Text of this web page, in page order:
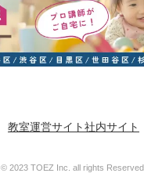
教室運営サイト社内サイト
© 2023 TOEZ Inc. all rights Reserved.